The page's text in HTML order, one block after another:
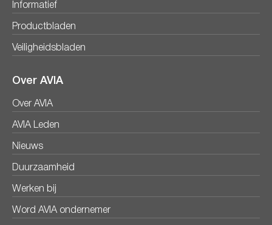
Informatief
Productbladen
Veiligheidsbladen
Over AVIA
Over AVIA
AVIA Leden
Nieuws
Duurzaamheid
Werken bij
Word AVIA ondernemer